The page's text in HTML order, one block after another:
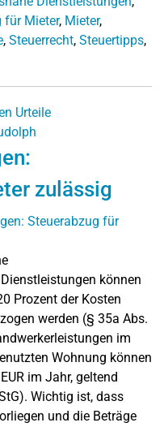
für Mieter, Mieter,
, Steuerrecht, Steuertipps,
Urteile
zulässig
können
Prozent der Kosten
werden (§ 35a Abs.
im
Wohnung können
im Jahr, geltend
Wichtig ist, dass
und die Beträge